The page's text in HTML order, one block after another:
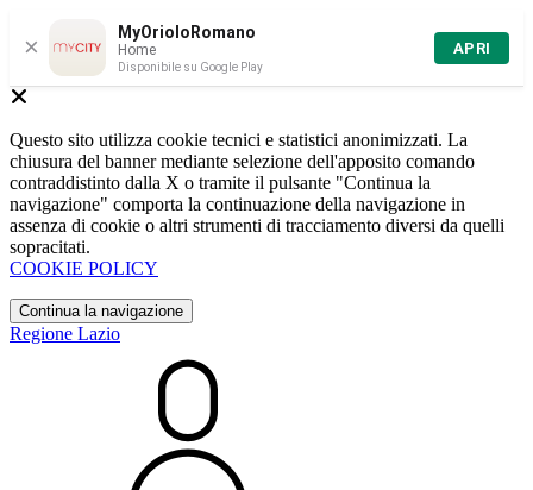
×
MyOrioloRomano
Home
Disponibile su Google Play
APRI
Questo sito utilizza cookie tecnici e statistici anonimizzati. La
chiusura del banner mediante selezione dell'apposito comando
contraddistinto dalla X o tramite il pulsante "Continua la
navigazione" comporta la continuazione della navigazione in
assenza di cookie o altri strumenti di tracciamento diversi da quelli
sopracitati.
COOKIE POLICY
Continua la navigazione
Regione Lazio